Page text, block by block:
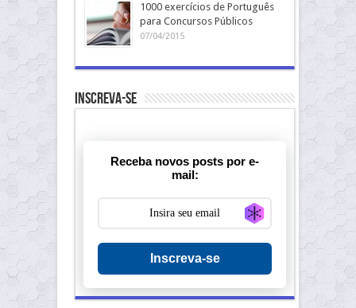
1000 exercícios de Português
para Concursos Públicos
07/04/2015
Inscreva-se
Receba novos posts por e-
mail:
Generate new
Inscreva-se